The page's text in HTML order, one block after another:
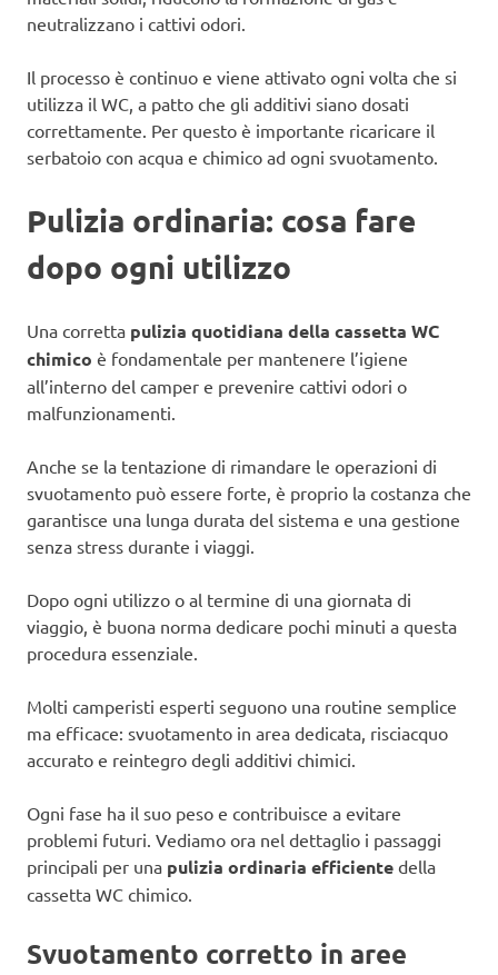
neutralizzano i cattivi odori.
Il processo è continuo e viene attivato ogni volta che si
utilizza il WC, a patto che gli additivi siano dosati
correttamente. Per questo è importante ricaricare il
serbatoio con acqua e chimico ad ogni svuotamento.
Pulizia ordinaria: cosa fare
dopo ogni utilizzo
Una corretta pulizia quotidiana della cassetta WC
chimico è fondamentale per mantenere l’igiene
all’interno del camper e prevenire cattivi odori o
malfunzionamenti.
Anche se la tentazione di rimandare le operazioni di
svuotamento può essere forte, è proprio la costanza che
garantisce una lunga durata del sistema e una gestione
senza stress durante i viaggi.
Dopo ogni utilizzo o al termine di una giornata di
viaggio, è buona norma dedicare pochi minuti a questa
procedura essenziale.
Molti camperisti esperti seguono una routine semplice
ma efficace: svuotamento in area dedicata, risciacquo
accurato e reintegro degli additivi chimici.
Ogni fase ha il suo peso e contribuisce a evitare
problemi futuri. Vediamo ora nel dettaglio i passaggi
principali per una pulizia ordinaria efficiente della
cassetta WC chimico.
Svuotamento corretto in aree